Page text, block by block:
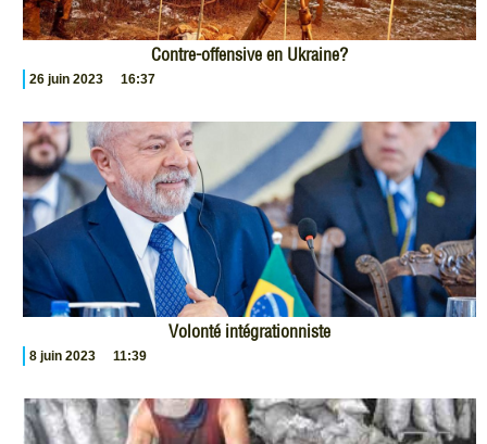
Contre-offensive en Ukraine?
26 juin 2023 16:37
Volonté intégrationniste
8 juin 2023 11:39